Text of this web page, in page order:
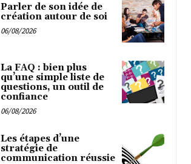
Parler de son idée de
création autour de soi
06/08/2026
La FAQ : bien plus
qu’une simple liste de
questions, un outil de
confiance
06/08/2026
Les étapes d’une
stratégie de
communication réussie